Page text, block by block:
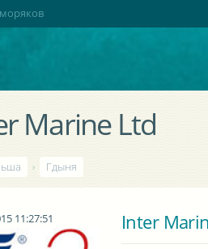
Marine Ltd
› Гдыня
11:27:51 Inter